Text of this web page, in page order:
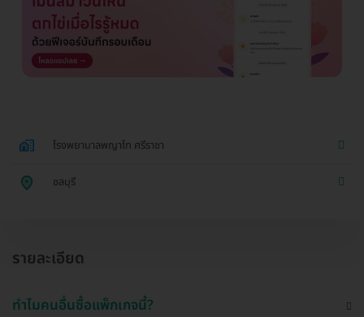
โรงพยาบาลพญาไท ศรีราชา
ชลบุรี
รายละเอียด
ทำไมคนอื่นซื้อแพ็กเกจนี้?